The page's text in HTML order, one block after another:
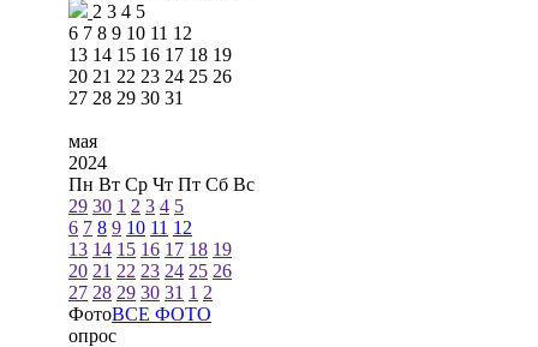
2 3 4 5
6 7 8 9 10 11 12
13 14 15 16 17 18 19
20 21 22 23 24 25 26
27 28 29 30 31
мая
2024
Пн Вт Ср Чт Пт Сб Вс
29 30 1 2 3 4 5
6 7 8 9 10 11 12
13 14 15 16 17 18 19
20 21 22 23 24 25 26
27 28 29 30 31 1 2
ФотоВСЕ ФОТО
опрос